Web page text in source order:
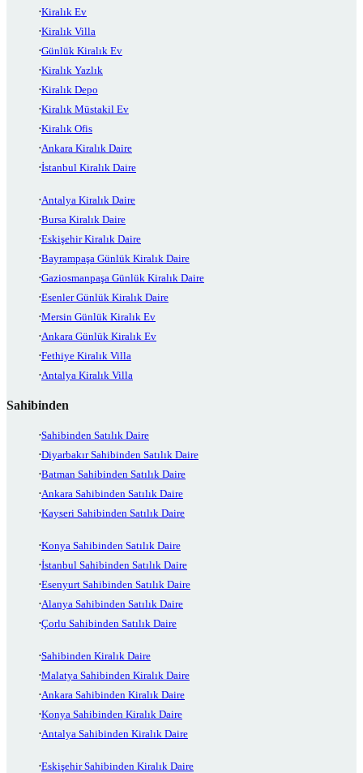
Kiralık Ev
Kiralık Villa
Günlük Kiralık Ev
Kiralık Yazlık
Kiralık Depo
Kiralık Müstakil Ev
Kiralık Ofis
Ankara Kiralık Daire
İstanbul Kiralık Daire
Antalya Kiralık Daire
Bursa Kiralık Daire
Eskişehir Kiralık Daire
Bayrampaşa Günlük Kiralık Daire
Gaziosmanpaşa Günlük Kiralık Daire
Esenler Günlük Kiralık Daire
Mersin Günlük Kiralık Ev
Ankara Günlük Kiralık Ev
Fethiye Kiralık Villa
Antalya Kiralık Villa
Sahibinden
Sahibinden Satılık Daire
Diyarbakır Sahibinden Satılık Daire
Batman Sahibinden Satılık Daire
Ankara Sahibinden Satılık Daire
Kayseri Sahibinden Satılık Daire
Konya Sahibinden Satılık Daire
İstanbul Sahibinden Satılık Daire
Esenyurt Sahibinden Satılık Daire
Alanya Sahibinden Satılık Daire
Çorlu Sahibinden Satılık Daire
Sahibinden Kiralık Daire
Malatya Sahibinden Kiralık Daire
Ankara Sahibinden Kiralık Daire
Konya Sahibinden Kiralık Daire
Antalya Sahibinden Kiralık Daire
Eskişehir Sahibinden Kiralık Daire